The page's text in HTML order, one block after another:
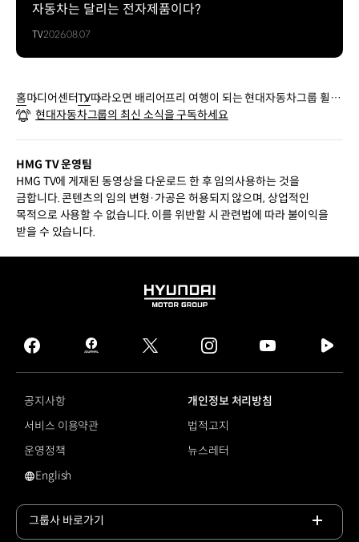
자동차는 달리는 전자제품이다?
TV2026.08.07
홈미디어센터TV따라오면 배리어프리 여행이 되는 현대자동차그룹 휠셰
어 배리어 프리뷰 제주여행 3편
현대자동차그룹의 최신 소식을 구독하세요
HMG TV 운영팀
HMG TV에 게재된 동영상을 다운로드 한 후 임의사용하는 것을
금합니다. 콘텐츠의 임의 변형·가공은 허용되지 않으며, 상업적인
목적으로 사용할 수 없습니다. 이를 위반할 시 관련법에 따라 불이익을
받을 수 있습니다.
HYUNDAI
GROUP
facebook
hmg
journal
twitter instagram
tv
공지사항
개인정보 처리방침
서비스 이용약관
법적고지
운영정책
뉴스레터
영문 사이트로 이동
English
그룹사 바로가기